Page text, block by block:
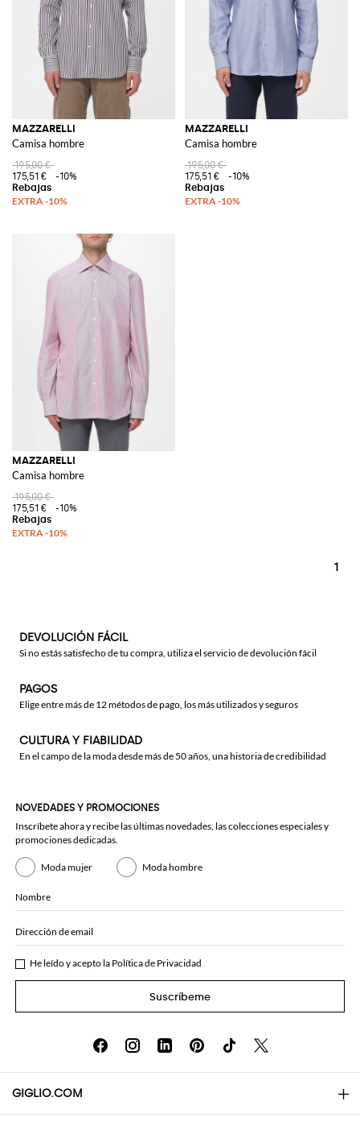
MAZZARELLI
Camisa hombre
195,00 €
175,51 €
-10%
MAZZARELLI
Camisa hombre
195,00 €
175,51 €
-10%
MAZZARELLI
Camisa hombre
195,00 €
175,51 €
-10%
1
DEVOLUCIÓN FÁCIL
Si no estás satisfecho de tu compra, utiliza el servicio de devolución fácil
PAGOS
Elige entre más de 12 métodos de pago, los más utilizados y seguros
CULTURA Y FIABILIDAD
En el campo de la moda desde más de 50 años, una historia de credibilidad
NOVEDADES Y PROMOCIONES
Inscríbete ahora y recibe las últimas novedades, las colecciones especiales y
promociones dedicadas.
Moda mujer Moda hombre
Nombre
Dirección de email
He leído y acepto la Política de Privacidad
Suscríbeme
GIGLIO.COM